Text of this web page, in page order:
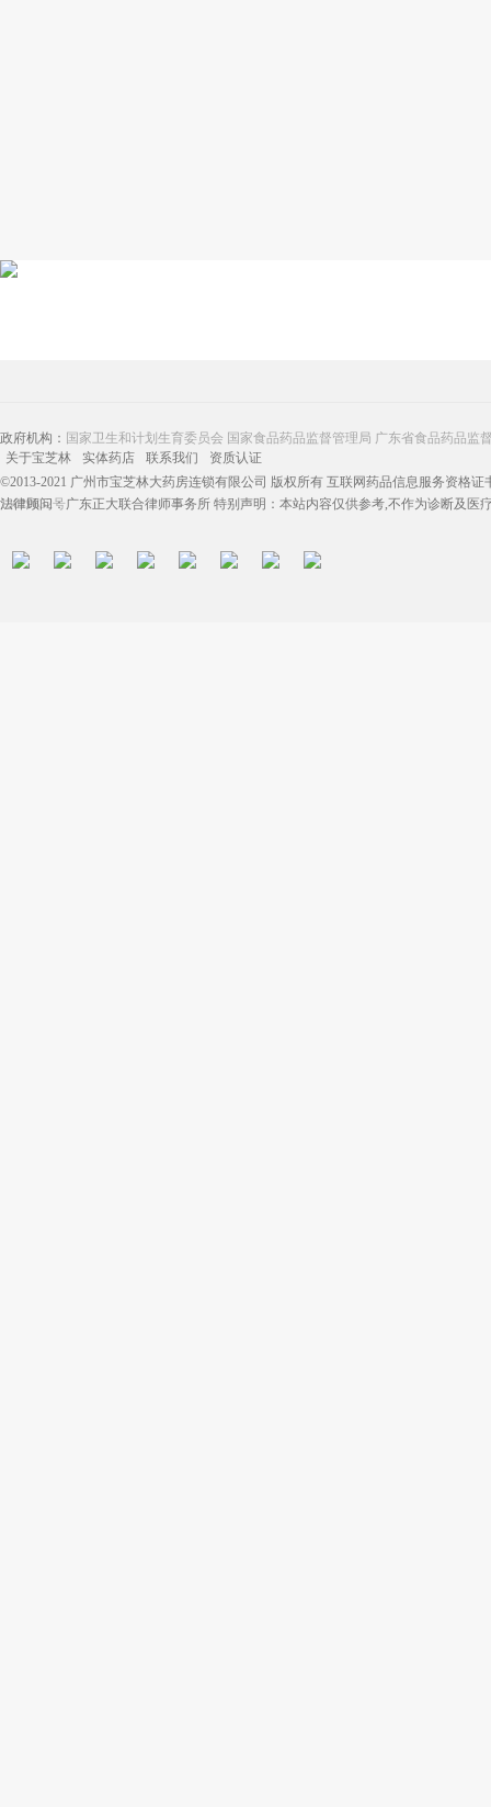
政府机构： 国家卫生和计划生育委员会 国家食品药品监督管理局 广东省食品药品监
关于宝芝林
实体药店 联系我们
资质认证
©2013-2021 广州市宝芝林大药房连锁有限公司 版权所有 互联网药品信息服务资格证
13019832号
法律顾问：广东正大联合律师事务所 特别声明：本站内容仅供参考,不作为诊断及医